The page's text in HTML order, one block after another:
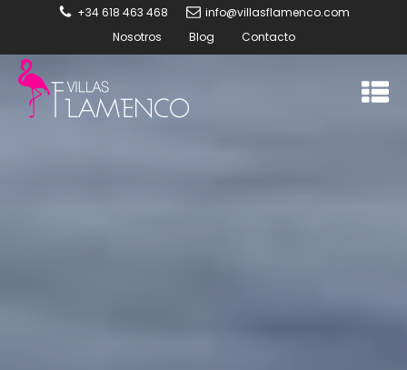
+34 618 463 468
info@villasflamenco.com
Nosotros
Blog Contacto